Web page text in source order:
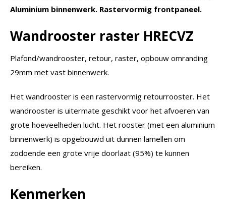
Aluminium binnenwerk. Rastervormig frontpaneel.
Wandrooster raster HRECVZ
Plafond/wandrooster, retour, raster, opbouw omranding
29mm met vast binnenwerk.
Het wandrooster is een rastervormig retourrooster. Het
wandrooster is uitermate geschikt voor het afvoeren van
grote hoeveelheden lucht. Het rooster (met een aluminium
binnenwerk) is opgebouwd uit dunnen lamellen om
zodoende een grote vrije doorlaat (95%) te kunnen
bereiken.
Kenmerken